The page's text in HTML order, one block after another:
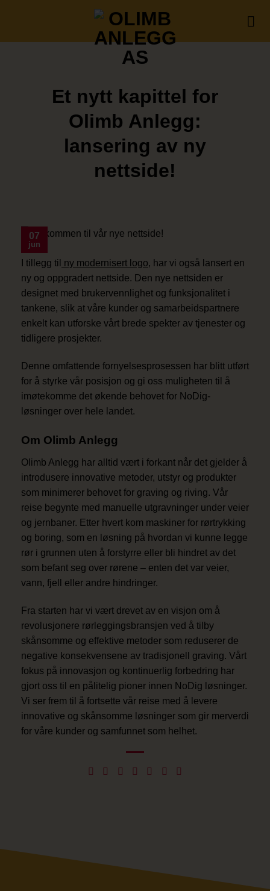
Et nytt kapittel for
Olimb Anlegg:
lansering av ny
nettside!
07
jun
I tillegg til ny modernisert logo, har vi også lansert en
ny og oppgradert nettside. Den nye nettsiden er
designet med brukervennlighet og funksjonalitet i
tankene, slik at våre kunder og samarbeidspartnere
enkelt kan utforske vårt brede spekter av tjenester og
tidligere prosjekter.
Denne omfattende fornyelsesprosessen har blitt utført
for å styrke vår posisjon og gi oss muligheten til å
imøtekomme det økende behovet for NoDig-
løsninger over hele landet.
Om Olimb Anlegg
Olimb Anlegg har alltid vært i forkant når det gjelder å
introdusere innovative metoder, utstyr og produkter
som minimerer behovet for graving og riving. Vår
reise begynte med manuelle utgravninger under veier
og jernbaner. Etter hvert kom maskiner for rørtrykking
og boring, som en løsning på hvordan vi kunne legge
rør i grunnen uten å forstyrre eller bli hindret av det
som befant seg over rørene – enten det var veier,
vann, fjell eller andre hindringer.
Fra starten har vi vært drevet av en visjon om å
revolusjonere rørleggingsbransjen ved å tilby
skånsomme og effektive metoder som reduserer de
negative konsekvensene av tradisjonell graving. Vårt
fokus på innovasjon og kontinuerlig forbedring har
gjort oss til en pålitelig pioner innen NoDig løsninger.
Vi ser frem til å fortsette vår reise med å levere
innovative og skånsomme løsninger som gir merverdi
for våre kunder og samfunnet som helhet.